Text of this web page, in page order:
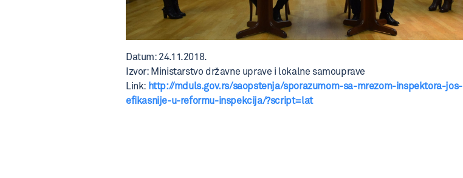
Datum: 24.11.2018.
Izvor: Ministarstvo državne uprave i lokalne samouprave
Link: http://mduls.gov.rs/saopstenja/sporazumom-sa-mrezom-inspektora-jos-
efikasnije-u-reformu-inspekcija/?script=lat